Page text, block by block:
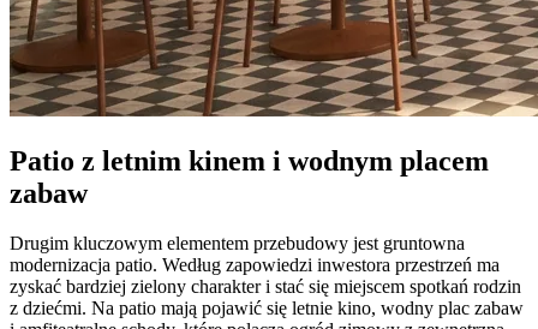
Patio z letnim kinem i wodnym placem
zabaw
Drugim kluczowym elementem przebudowy jest gruntowna
modernizacja patio. Według zapowiedzi inwestora przestrzeń ma
zyskać bardziej zielony charakter i stać się miejscem spotkań rodzin
z dziećmi. Na patio mają pojawić się letnie kino, wodny plac zabaw